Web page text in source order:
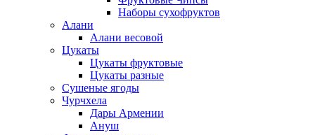
Наборы сухофруктов
Алани
Алани весовой
Цукаты
Цукаты фруктовые
Цукаты разные
Сушеные ягоды
Чурчхела
Дары Армении
Ануш